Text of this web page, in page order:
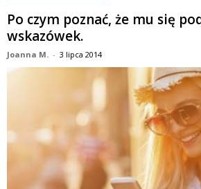
Po czym poznać, że mu się
wskazówek.
Joanna M. - 3 lipca 2014